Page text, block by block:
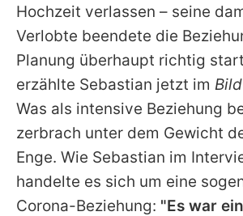
Utiq verwalten
Hochzeit verlassen – seine
Verlobte beendete die
Planung überhaupt richtig
erzählte Sebastian jetzt im Bild
Was als intensive Beziehung
zerbrach unter dem Gewicht
Enge. Wie Sebastian im
handelte es sich um eine
Corona-Beziehung: "Es war